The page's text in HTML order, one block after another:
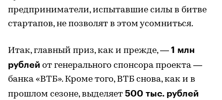
предприниматели, испытавшие силы в битве
стартапов, не позволят в этом усомниться.
Итак, главный приз, как и прежде, — 1 млн
рублей от генерального спонсора проекта —
банка «ВТБ». Кроме того, ВТБ снова, как и в
прошлом сезоне, выделяет 500 тыс. рублей